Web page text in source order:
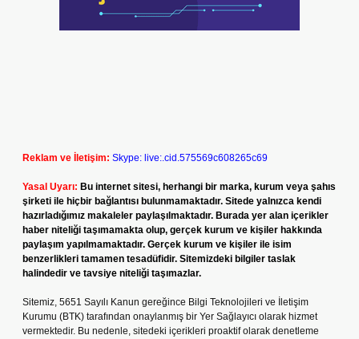
Reklam ve İletişim: Skype: live:.cid.575569c608265c69
Yasal Uyarı: Bu internet sitesi, herhangi bir marka, kurum veya şahıs
şirketi ile hiçbir bağlantısı bulunmamaktadır. Sitede yalnızca kendi
hazırladığımız makaleler paylaşılmaktadır. Burada yer alan içerikler
haber niteliği taşımamakta olup, gerçek kurum ve kişiler hakkında
paylaşım yapılmamaktadır. Gerçek kurum ve kişiler ile isim
benzerlikleri tamamen tesadüfidir. Sitemizdeki bilgiler taslak
halindedir ve tavsiye niteliği taşımazlar.
Sitemiz, 5651 Sayılı Kanun gereğince Bilgi Teknolojileri ve İletişim
Kurumu (BTK) tarafından onaylanmış bir Yer Sağlayıcı olarak hizmet
vermektedir. Bu nedenle, sitedeki içerikleri proaktif olarak denetleme